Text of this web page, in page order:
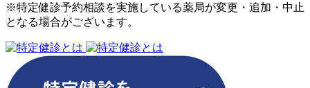
※特定健診予約相談を実施している薬局が変更・追加・中止
となる場合がございます。